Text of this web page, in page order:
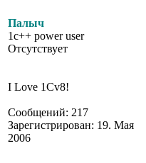
Палыч
1c++ power user
Отсутствует
I Love 1Cv8!
Сообщений: 217
Зарегистрирован: 19. Мая
2006